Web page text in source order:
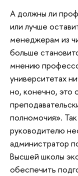
А должны ли
или лучше
менеджерам из
больше
мнению
университетах
но, конечно, это
полномочия».
руководителю
администратор
Высшей школы
обеспечить